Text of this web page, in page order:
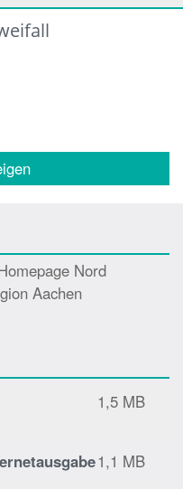
Nord
Aachen
1,5 MB
1,1 MB